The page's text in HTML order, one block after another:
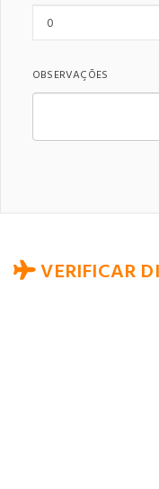
OBSERVAÇÕES
VERIFICAR